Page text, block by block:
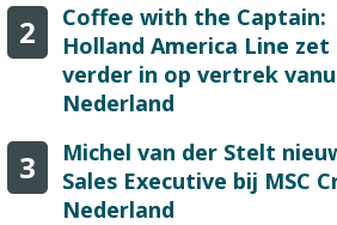
2
Coffee with the Captain:
Holland America Line zet
verder in op vertrek
Nederland
3
Michel van der Stelt
Sales Executive bij MSC
Nederland